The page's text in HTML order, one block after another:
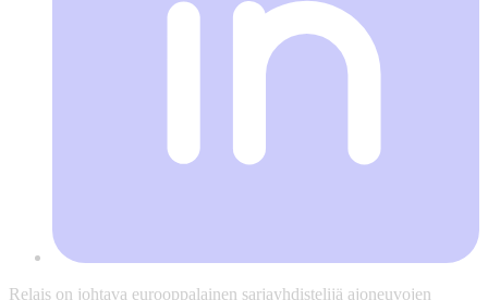
Relais on johtava eurooppalainen sarjayhdistelijä ajoneuvojen